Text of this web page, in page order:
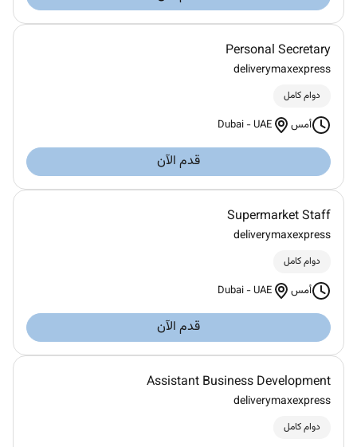
Personal Secretary
deliverymaxexpress
دوام كامل
أمس Dubai -UAE
قدم الآن
Supermarket Staff
deliverymaxexpress
دوام كامل
أمس Dubai -UAE
قدم الآن
Assistant Business Development
deliverymaxexpress
دوام كامل